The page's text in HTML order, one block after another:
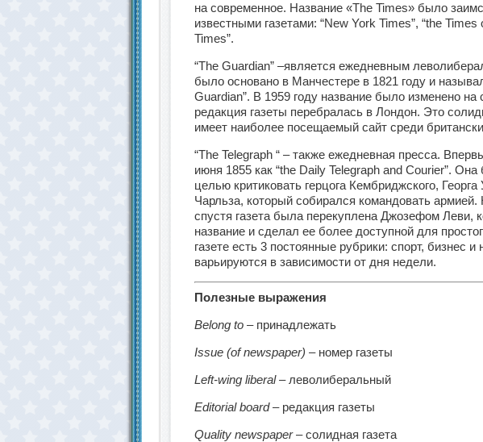
на современное. Название «The Times» было
известными газетами: “New York Times”, “the Times
Times”.
“The Guardian” –является ежедневным
было основано в Манчестере в 1821 году и
Guardian”. В 1959 году название было изменено на
редакция газеты перебралась в Лондон. Это
имеет наиболее посещаемый сайт среди
“The Telegraph “ – также ежедневная пресса.
июня 1855 как “the Daily Telegraph and Courier”.
целью критиковать герцога Кембриджского,
Чарльза, который собирался командовать
спустя газета была перекуплена Джозефом Леви,
название и сделал ее более доступной для
газете есть 3 постоянные рубрики: спорт, бизнес
варьируются в зависимости от дня недели.
Полезные выражения
Belong to – принадлежать
Issue (of newspaper) – номер газеты
Left-wing liberal– леволиберальный
Editorial board– редакция газеты
Quality newspaper– солидная газета